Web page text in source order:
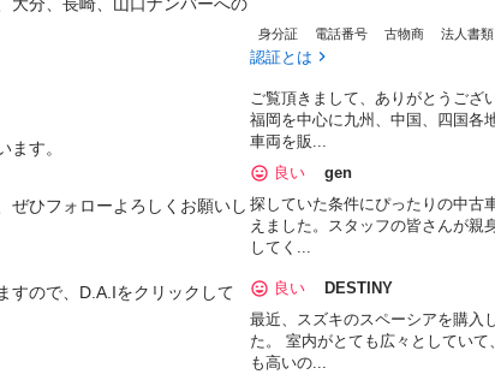
す。
ぜひフォローよろしくお願いし
すので、D.A.Iをクリックして
身分証 電話番号 古物商 法人書類
認証とは
ご覧頂きまして、ありがとうござ
福岡を中心に九州、中国、四国各
車両を販...
良い
gen
探していた条件にぴったりの中古
えました。スタッフの皆さんが親
してく...
良い
DESTINY
最近、スズキのスペーシアを購入
た。 室内がとても広々としていて
も高いの...